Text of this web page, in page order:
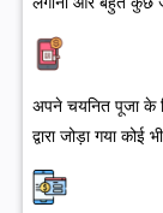
अपने चयनित पूजा के
द्वारा जोड़ा गया कोई